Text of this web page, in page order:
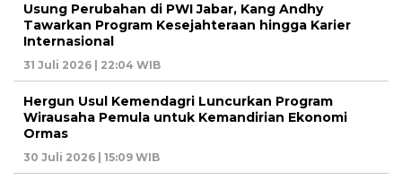
Usung Perubahan di PWI Jabar, Kang Andhy
Tawarkan Program Kesejahteraan hingga Karier
Internasional
31 Juli 2026 | 22:04 WIB
Hergun Usul Kemendagri Luncurkan Program
Wirausaha Pemula untuk Kemandirian Ekonomi
Ormas
30 Juli 2026 | 15:09 WIB